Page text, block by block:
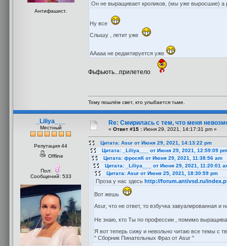
Антифашист.
Он не выращивает кроликов, (мы уже выросшие) а
Ну все
Слышу , летит уже
ААааа не редактируется уже
Фьфьють...прилетело
Тому пошлём свет, кто улыбается тьме.
_Liliya___
Местный
Репутация 44
Offline
Пол:
Сообщений: 533
Re: Смирилась с тем, что меня
« Ответ #15 : Июня 29, 2021, 14:17:31 pm »
Цитата: Asur от Июня 29, 2021, 14:13:22 pm
Цитата: _Liliya___ от Июня 29, 2021, 12:59:09 pm
Цитата: фросяК от Июня 29, 2021, 11:38:56 am
Цитата: _Liliya___ от Июня 29, 2021, 11:20:01
Цитата: Asur от Июня 25, 2021, 18:30:59 pm
Проза у нас здесь http://forum.antivsd.ru/
Вот жешь
Asur, что не ответ, то взбучка завуалированная и
Не знаю, кто Ты по профессии , помимо
Я вот теперь сижу и невольно читаю все темы с
" Сборник Пинательных Фраз от Asur "